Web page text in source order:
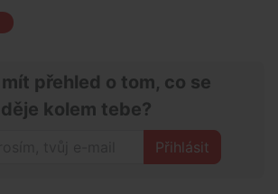
přehled o tom, co se
děje kolem tebe?
Přihlásit